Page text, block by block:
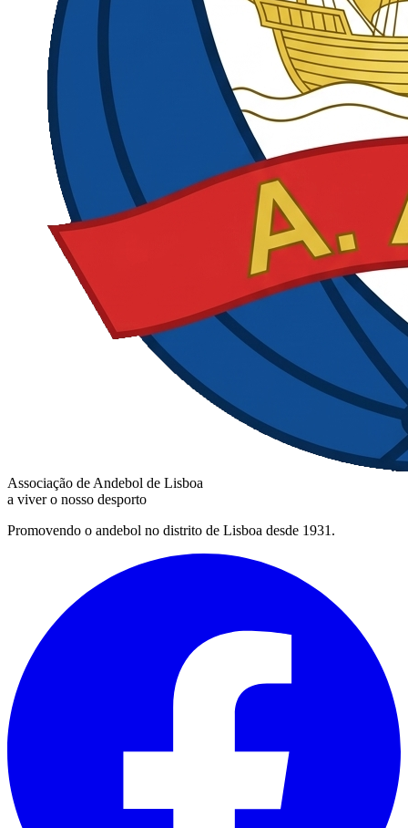
Associação de Andebol de Lisboa
a viver o nosso desporto
Promovendo o andebol no distrito de Lisboa desde 1931.